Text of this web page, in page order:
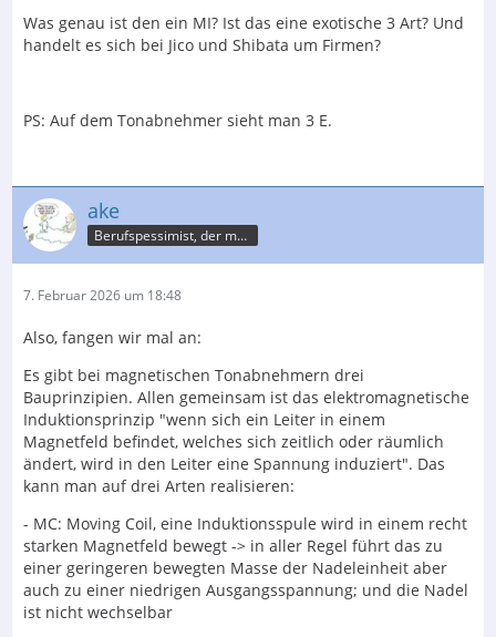
Was genau ist den ein MI? Ist das eine exotische 3 Art? Und
handelt es sich bei Jico und Shibata um Firmen?
PS: Auf dem Tonabnehmer sieht man 3 E.
ake
Berufspessimist, der meist recht behält
7. Februar 2026 um 18:48
Also, fangen wir mal an:
Es gibt bei magnetischen Tonabnehmern drei
Bauprinzipien. Allen gemeinsam ist das elektromagnetische
Induktionsprinzip "wenn sich ein Leiter in einem
Magnetfeld befindet, welches sich zeitlich oder räumlich
ändert, wird in den Leiter eine Spannung induziert". Das
kann man auf drei Arten realisieren:
- MC: Moving Coil, eine Induktionsspule wird in einem recht
starken Magnetfeld bewegt -> in aller Regel führt das zu
einer geringeren bewegten Masse der Nadeleinheit aber
auch zu einer niedrigen Ausgangsspannung; und die Nadel
ist nicht wechselbar